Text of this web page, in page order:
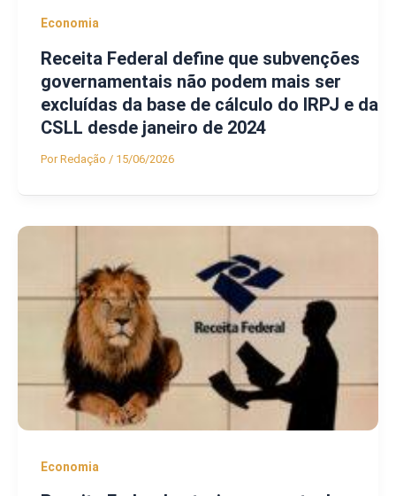
Economia
Receita Federal define que subvenções
governamentais não podem mais ser
excluídas da base de cálculo do IRPJ e da
CSLL desde janeiro de 2024
PorRedação / 15/06/2026
Economia